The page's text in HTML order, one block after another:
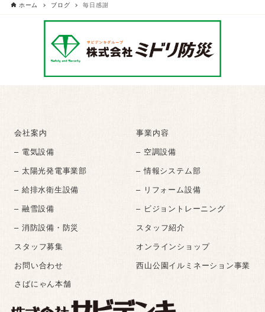
ホーム ブログ 毎日感謝
会社案内
事業内容
– 電気設備
– 空調設備
– 太陽光発電事業部
– 情報システム部
– 給排水衛生設備
– リフォーム設備
– 融雪設備
– ビジョントレーニング
– 消防設備・防災
スタッフ紹介
スタッフ募集
オンラインショップ
お問い合わせ
西山公園イルミネーション事業
さばにゃん本舗